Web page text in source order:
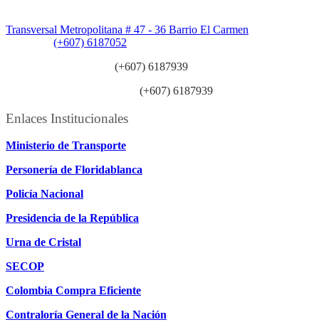
Transversal Metropolitana # 47 - 36 Barrio El Carmen
(+607) 6187052
(+607) 6187939
(+607) 6187939
Enlaces Institucionales
Ministerio de Transporte
Personería de Floridablanca
Policía Nacional
Presidencia de la República
Urna de Cristal
SECOP
Colombia Compra Eficiente
Contraloría General de la Nación